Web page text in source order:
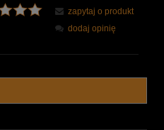
zapytaj o produkt
dodaj opinię